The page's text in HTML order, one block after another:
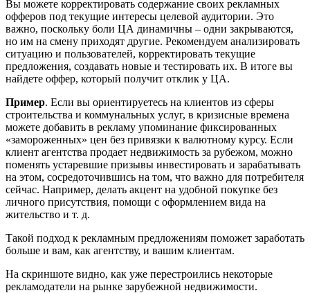
Вы можете корректировать содержание своих рекламных
офферов под текущие интересы целевой аудитории. Это
важно, поскольку боли ЦА динамичны – одни закрываются,
но им на смену приходят другие. Рекомендуем анализировать
ситуацию и пользователей, корректировать текущие
предложения, создавать новые и тестировать их. В итоге вы
найдете оффер, который получит отклик у ЦА.
Пример. Если вы ориентируетесь на клиентов из сферы
строительства и коммунальных услуг, в кризисные времена
можете добавить в рекламу упоминание фиксированных
«замороженных» цен без привязки к валютному курсу. Если
клиент агентства продает недвижимость за рубежом, можно
поменять устаревшие призывы инвестировать и зарабатывать
на этом, сосредоточившись на том, что важно для потребителя
сейчас. Например, делать акцент на удобной покупке без
личного присутствия, помощи с оформлением вида на
жительство и т. д.
Такой подход к рекламным предложениям поможет заработать
больше и вам, как агентству, и вашим клиентам.
На скриншоте видно, как уже перестроились некоторые
рекламодатели на рынке зарубежной недвижимости.